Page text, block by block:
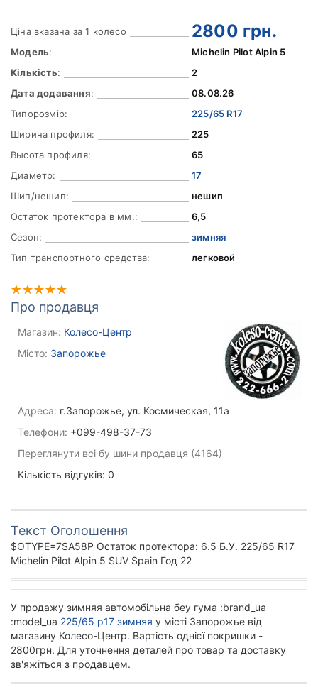
Ціна вказана за 1 колесо 2800 грн.
Модель:
Michelin Pilot Alpin 5
Кількість:
2
Дата додавання:
08.08.26
Типорозмір:
225/65 R17
Ширина профиля:
225
Высота профиля:
65
Диаметр:
17
Шип/нешип:
нешип
Остаток протектора в мм.:
6,5
Сезон:
зимняя
Тип транспортного средства:
легковой
Про продавця
Магазин: Колесо-Центр
Місто: Запорожье
Адреса: г.Запорожье, ул. Космическая, 11а
Телефони: +099-498-37-73
Переглянути всі бу шини продавця (4164)
Кількість відгуків: 0
Текст Оголошення
$OTYPE=7SA58P Остаток протектора: 6.5 Б.У. 225/65 R17
Michelin Pilot Alpin 5 SUV Spain Год 22
У продажу зимняя автомобільна беу гума :brand_ua
:model_ua 225/65 р17 зимняя у місті Запорожье від
магазину Колесо-Центр. Вартість однієї покришки -
2800грн. Для уточнення деталей про товар та доставку
зв'яжіться з продавцем.